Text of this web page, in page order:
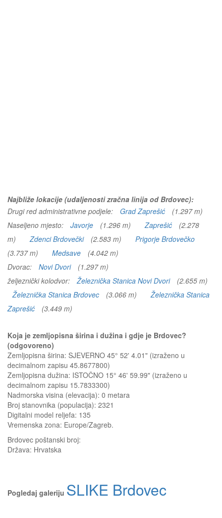
Najbliže lokacije (udaljenosti zračna linija od Brdovec):
Drugi red administrativne podjele:
Grad Zaprešić
(1.297 m)
Naseljeno mjesto:
Javorje (1.296 m) Zaprešić
(2.278
m)
Zdenci Brdovečki (2.583 m)
Prigorje Brdovečko
(3.737 m)
Medsave
(4.042 m)
Dvorac:
Novi Dvori
(1.297 m)
željeznički kolodvor:
Železnička Stanica Novi Dvori
(2.655 m)
Železnička Stanica Brdovec
(3.066 m)
Železnička Stanica
Zaprešić
(3.449 m)
Koja je zemljopisna širina i dužina i gdje je Brdovec?
(odgovoreno)
Zemljopisna širina: SJEVERNO 45° 52' 4.01" (izraženo u
decimalnom zapisu 45.8677800)
Zemljopisna dužina: ISTOČNO 15° 46' 59.99" (izraženo u
decimalnom zapisu 15.7833300)
Nadmorska visina (elevacija): 0 metara
Broj stanovnika (populacija): 2321
Digitalni model reljefa: 135
Vremenska zona: Europe/Zagreb.
Brdovec poštanski broj:
Država: Hrvatska
Pogledaj galeriju SLIKE Brdovec